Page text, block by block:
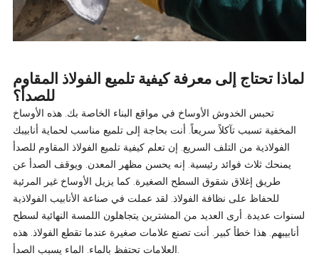
لماذا تحتاج إلى معرفة كيفية تلميع الفولاذ المقاوم
للصدأ؟
تحبس الخدوش الأوساخ في مواقع البناء الخاصة بك. هذه الأوساخ
المخفية تسبب تآكلاً سريعاً. أنت بحاجة إلى تلميع مناسب لحماية أنابيبك
الفولاذية من التلف السريع. إن تعلم كيفية تلميع الفولاذ المقاوم للصدأ
يمنحك ثلاث فوائد رئيسية. إنه يحسن مظهر المعدن. ويوقف الصدأ عن
طريق إغلاق شقوق السطح الصغيرة. كما يزيل الأوساخ غير المرئية
للحفاظ على نظافة الفولاذ. لقد عملت في صناعة الأنابيب الفولاذية
لسنوات عديدة. أرى العديد من المشترين يتجاهلون اللمسة النهائية لسطح
أنابيبهم. هذا خطأ كبير. أنت تصنع علامات صغيرة عندما تقطع الفولاذ. هذه
العلامات تحتفظ بالماء. الماء يسبب الصدأ.